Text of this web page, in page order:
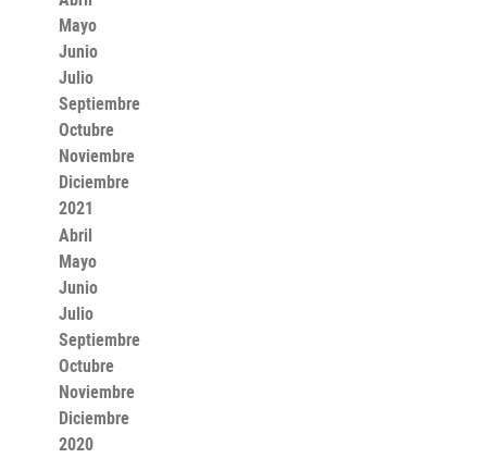
Mayo
Junio
Julio
Septiembre
Octubre
Noviembre
Diciembre
2021
Abril
Mayo
Junio
Julio
Septiembre
Octubre
Noviembre
Diciembre
2020